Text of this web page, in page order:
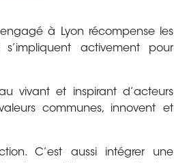
à Lyon récompense les
activement pour
vivant et inspirant d’acteurs
communes, innovent et
C’est aussi intégrer une